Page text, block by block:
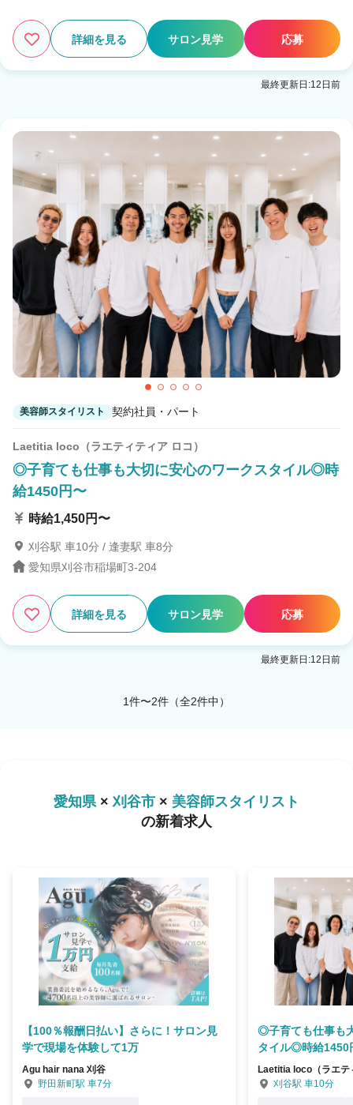
詳細を見る サロン見学 応募
最終更新日:12日前
美容師スタイリスト 契約社員・パート
Laetitia loco（ラエティティア ロコ）
◎子育ても仕事も大切に安心のワークスタイル◎時
給1450円〜
時給1,450円〜
刈谷駅 車10分 / 逢妻駅 車8分
愛知県刈谷市稲場町3-204
詳細を見る サロン見学 応募
最終更新日:12日前
1件〜2件（全2件中）
愛知県×刈谷市 × 美容師スタイリスト
の新着求人
【100％報酬日払い】さらに！サロン見
学で現場を体験して1万
Agu hair nana 刈谷
野田新町駅 車7分
◎子育ても仕事も
タイル◎時給1450
Laetitia loco（ラエテ
刈谷駅 車10分